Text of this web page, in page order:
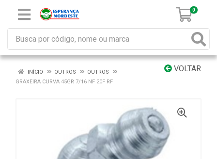
0
VOLTAR
INÍCIO OUTROS
OUTROS
GRAXEIRA CURVA 45GR 7/16 NF 20F RF